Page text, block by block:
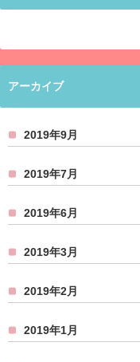
アーカイブ
2019年9月
2019年7月
2019年6月
2019年3月
2019年2月
2019年1月